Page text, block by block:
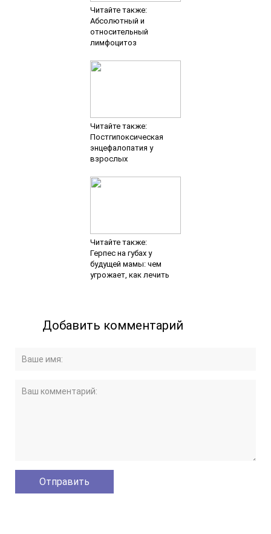
Читайте также:
Абсолютный и
относительный
лимфоцитоз
Читайте также:
Постгипоксическая
энцефалопатия у
взрослых
Читайте также:
Герпес на губах у
будущей мамы: чем
угрожает, как лечить
Добавить комментарий